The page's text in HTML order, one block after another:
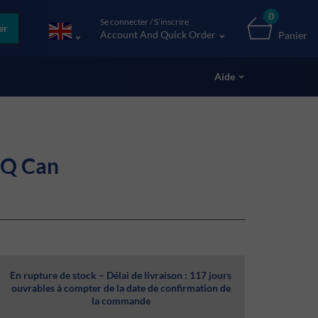
Se connecter / S’inscrire
Account And Quick Order
0
Panier
Aide
Can
En rupture de stock – Délai de livraison : 117 jours
ouvrables à compter de la date de confirmation de
la commande